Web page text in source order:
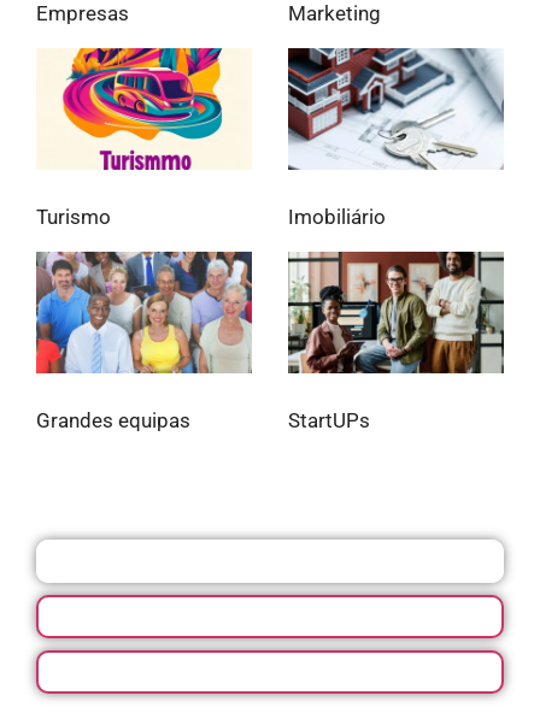
Empresas
Marketing
Turismo Imobiliário
Grandes equipas StartUPs